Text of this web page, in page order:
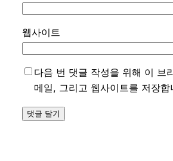
웹사이트
다음 번 댓글 작성을 위해 이 브
메일, 그리고 웹사이트를 저장합